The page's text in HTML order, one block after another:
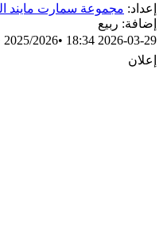
سمارت مايند التعليمية
2026-
•
2025/2026
•الحجم25.2 ميغابايت